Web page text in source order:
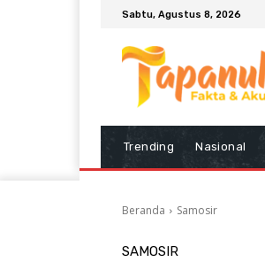
Sabtu, Agustus 8, 2026
Trending Nasional
Beranda Samosir
SAMOSIR